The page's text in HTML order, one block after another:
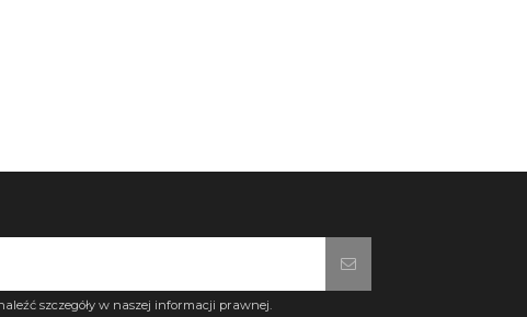
szczegóły w naszej informacji prawnej.